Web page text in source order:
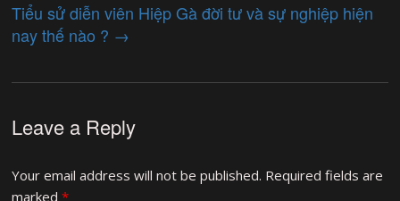
Tiểu sử diễn viên Hiệp Gà đời tư và sự nghiệp hiện
nay thế nào ? →
Leave a Reply
Your email address will not be published. Required fields are
marked*